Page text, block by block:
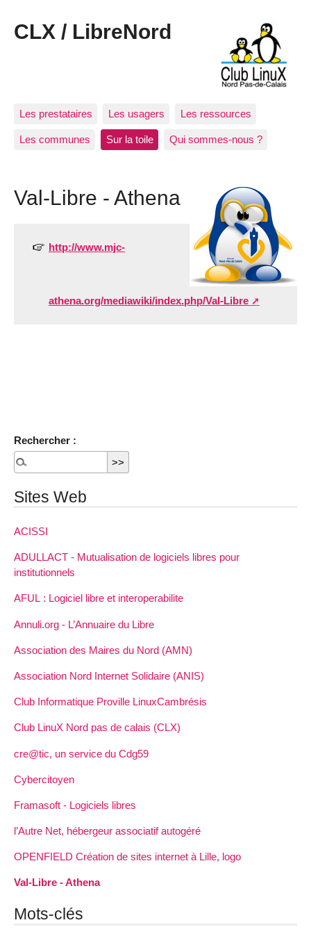
CLX / LibreNord
Les prestataires Les usagers Les ressources
Les communes Sur la toile Qui sommes-nous ?
Val-Libre - Athena
http://www.mjc-
athena.org/mediawiki/index.php/Val-Libre
Rechercher :
Sites Web
ACISSI
ADULLACT - Mutualisation de logiciels libres pour
institutionnels
AFUL : Logiciel libre et interoperabilite
Annuli.org - L’Annuaire du Libre
Association des Maires du Nord (AMN)
Association Nord Internet Solidaire (ANIS)
Club Informatique Proville LinuxCambrésis
Club LinuX Nord pas de calais (CLX)
cre@tic, un service du Cdg59
Cybercitoyen
Framasoft - Logiciels libres
l’Autre Net, hébergeur associatif autogéré
OPENFIELD Création de sites internet à Lille, logo
Val-Libre - Athena
Mots-clés